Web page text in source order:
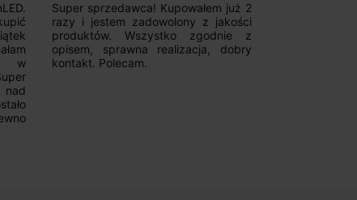
w
Super sprzedawca! Kupowałem już 2
razy i jestem zadowolony z jakości
produktów. Wszystko zgodnie z
opisem, sprawna realizacja, dobry
kontakt. Polecam.